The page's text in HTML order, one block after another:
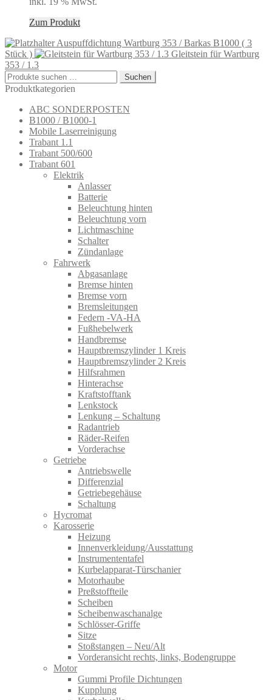
Zum Produkt
Auspuffdichtung Wartburg 353 / Barkas B1000 ( 3
Stück )
Gleitstein für Wartburg
353 / 1.3
Suchen
nach:
Suchen
Produktkategorien
ABC SONDERPOSTEN
B1000 / B1000-1
Mobile Laserreinigung
Trabant 1.1
Trabant 500/600
Trabant 601
Elektrik
Anlasser
Batterie
Beleuchtung hinten
Beleuchtung vorn
Lichtmaschine
Schalter
Zündanlage
Fahrwerk
Abgasanlage
Bremse hinten
Bremse vorn
Bremsleitungen
Federn -VA-HA
Fußhebelwerk
Handbremse
Hauptbremszylinder 1 Kreis
Hauptbremszylinder 2 Kreis
Hilfsrahmen
Hinterachse
Kraftstofftank
Lenkstock
Lenkung – Schaltung
Radantrieb
Räder-Reifen
Vorderachse
Getriebe
Antriebswelle
Differenzial
Getriebegehäuse
Schaltung
Hycromat
Karosserie
Heizung
Innenverkleidung/Ausstattung
Instrumententafel
Kurbelapparat-Türschanier
Motorhaube
Preßstoffteile
Scheiben
Scheibenwaschanalge
Schlösser-Griffe
Sitze
Stoßstangen – Neu/Alt
Vorderansicht rechts, links, Bodengruppe
Motor
Gummi Profile Dichtungen
Kupplung